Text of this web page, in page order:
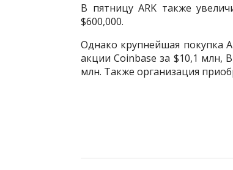
В пятницу ARK также
$600,000.
Однако крупнейшая покупка
акции Coinbase за $10,1 млн,
млн. Также организация